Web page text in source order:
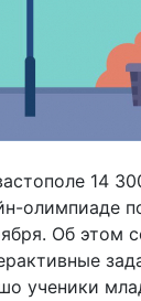
14
олимпиаде
Об этом
ученики